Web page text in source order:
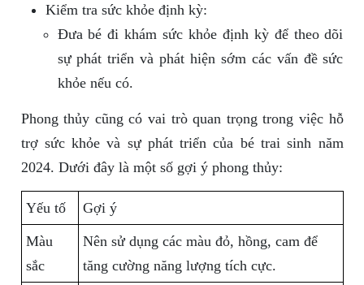
Kiểm tra sức khỏe định kỳ:
Đưa bé đi khám sức khỏe định kỳ để theo dõi
sự phát triển và phát hiện sớm các vấn đề sức
khỏe nếu có.
Phong thủy cũng có vai trò quan trọng trong việc hỗ
trợ sức khỏe và sự phát triển của bé trai sinh năm
2024. Dưới đây là một số gợi ý phong thủy:
Yếu tố Gợi ý
Màu
sắc
Nên sử dụng các màu đỏ, hồng, cam để
tăng cường năng lượng tích cực.